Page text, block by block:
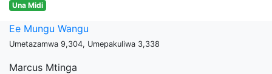
Una Midi
Ee Mungu Wangu
Umetazamwa 9,304, Umepakuliwa 3,338
Marcus Mtinga